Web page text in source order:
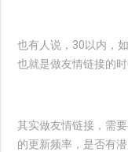
也有人说，30以内，
也就是做友情链接的
其实做友情链接，需
的更新频率，是否有